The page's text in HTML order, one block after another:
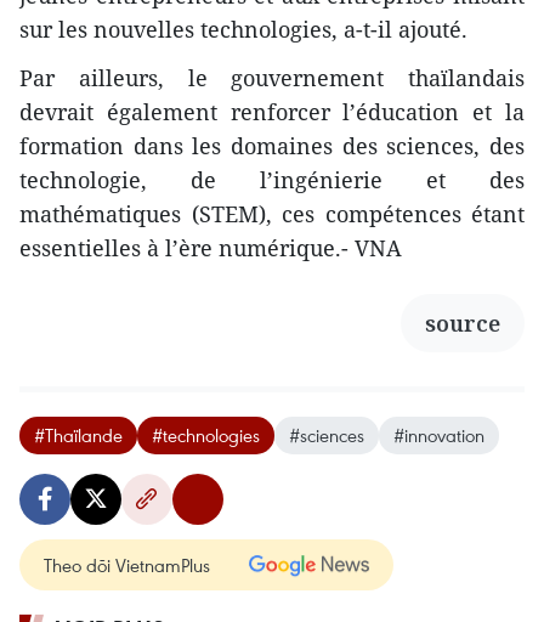
sur les nouvelles technologies, a-t-il ajouté.
Par ailleurs, le gouvernement thaïlandais
devrait également renforcer l’éducation et la
formation dans les domaines des sciences, des
technologie, de l’ingénierie et des
mathématiques (STEM), ces compétences étant
essentielles à l’ère numérique.- VNA
source
#Thaïlande #technologies #sciences #innovation
Theo dõi VietnamPlus